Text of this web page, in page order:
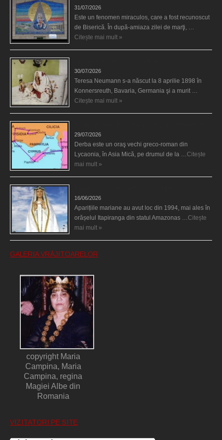
31/07/2026
Este un fenomen miraculos, care a fost recunoscut
de Biserică. În după-amiaza zilei de marţi, …
Citește mai mult »
30/07/2026
Teresa Neumann s-a născut la 8 aprilie 1898 în
Konnersreuth, Bavaria, Germania şi a murit …
Citește mai mult »
29/07/2026
Derba este un oraş vechi greco-roman din
Lycaonia, în Asia Mică, pe drumul de la … Citește
mai mult »
16/06/2026
Aparițiile mariane au avut loc din 1994, mai ales în
orășelul Itapiranga din statul Amazonas … Citește
mai mult »
GALERIA VRĂJITOARELOR
copyright Maria
Campina, Maria
Campina, regina
Magiei Albe din
Romania
VIZITATORI PE SITE